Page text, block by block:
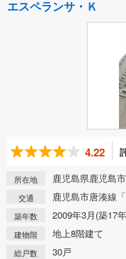
エスペランサ・Ｋ
4.22
所在地 鹿児島県鹿児島
交通 鹿児島市唐湊
築年数 2009年3月(築17
建物階 地上8階建て
総戸数 30戸